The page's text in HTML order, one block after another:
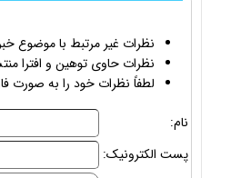
نظرات غیر مرتبط با موضوع
نظرات حاوی توهین و افترا
لطفاً نظرات خود را به صورت
نام:
پست الکترونیک: